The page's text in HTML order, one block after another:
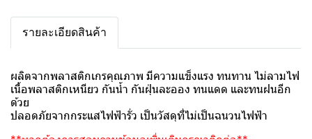
รายละเอียดสินค้า
ผลิตจากพลาสติกเกรคุณภาพ มีความแข็งแรง ทนทาน ไม่ลามไฟ
เนื้อพลาสติกเหนียว กันน้ำ กันฝุ่นละออง ทนแดด และทนฝนอีก
ด้วย
ปลอดภัยจากกระแสไฟฟ้ารั่ว เป็นวัสดุที่ไม่เป็นฉนวนไฟฟ้า